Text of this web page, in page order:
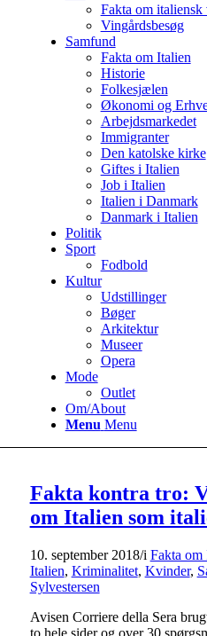
Fakta om italiensk
Vingårdsbesøg
Samfund
Fakta om Italien
Historie
Folkesjælen
Økonomi og
Arbejdsmarkedet
Immigranter
Den katolske kirke
Giftes i Italien
Job i Italien
Italien i Danmark
Danmark i Italien
Politik
Sport
Fodbold
Kultur
Udstillinger
Bøger
Arkitektur
Museer
Opera
Mode
Outlet
Om/About
Menu Menu
Fakta kontra tro:
om Italien som
10. september 2018/i Fakta om
Italien, Kriminalitet, Kvinder,
Sylvestersen
Avisen Corriere della Sera
to hele sider og over 30